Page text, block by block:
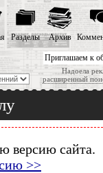
Приглашаем к
Надоела
расширенный
Разделы Архив
версию сайта.
>>